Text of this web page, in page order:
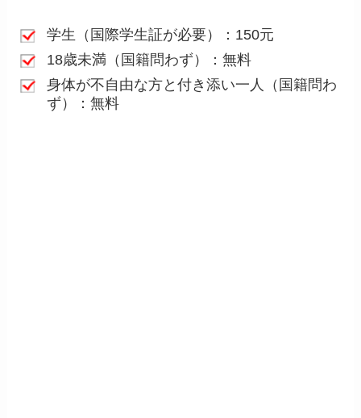
学生（国際学生証が必要）：150元
18歳未満（国籍問わず）：無料
身体が不自由な方と付き添い一人（国籍問わ
ず）：無料